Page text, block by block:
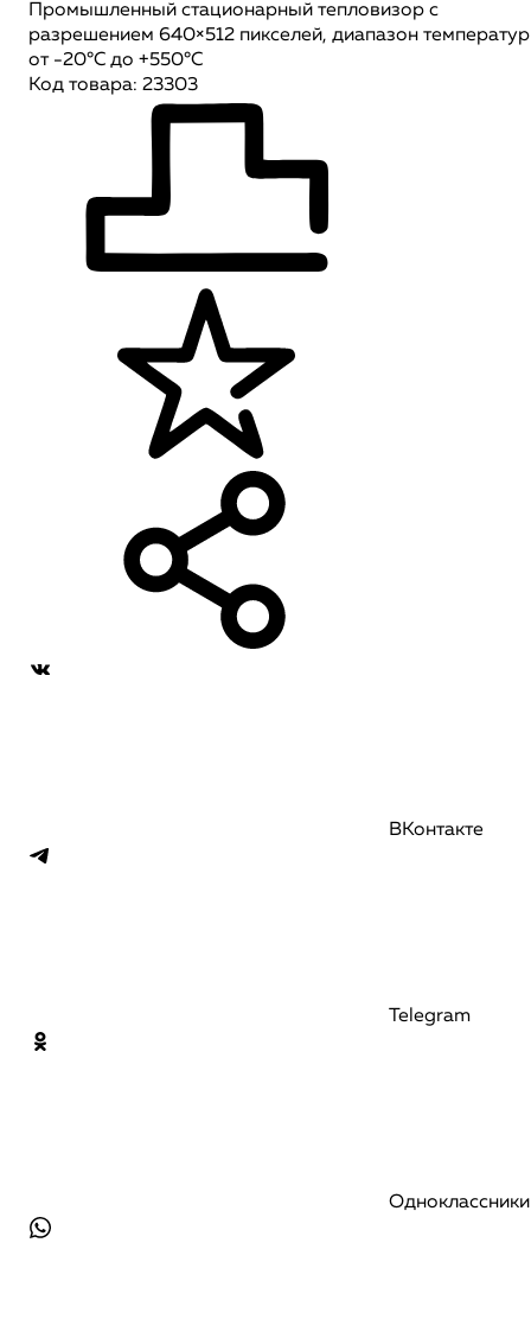
Промышленный стационарный тепловизор с
разрешением 640×512 пикселей, диапазон температур
от -20°C до +550°C
Код товара: 23303
ВКонтакте
Telegram
Одноклассники